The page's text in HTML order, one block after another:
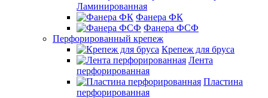
Ламинированная
Фанера ФК
Фанера ФСФ
Перфорированный крепеж
Крепеж для бруса
Лента
перфорированная
Пластина
перфорированная